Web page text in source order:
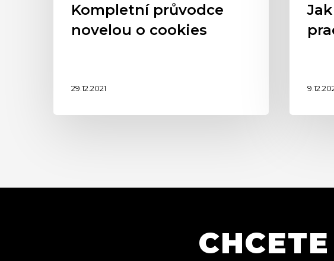
Kompletní průvodce
novelou o cookies
29.12.2021